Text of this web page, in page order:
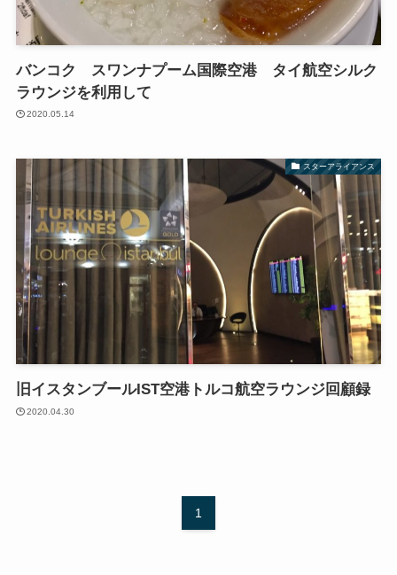
バンコク スワンナプーム国際空港 タイ航空シルク
ラウンジを利用して
2020.05.14
スターアライアンス
旧イスタンブールIST空港トルコ航空ラウンジ回顧録
2020.04.30
1